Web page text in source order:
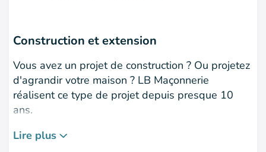
Construction et extension
Vous avez un projet de construction ? Ou projetez
d'agrandir votre maison ? LB Maçonnerie
réalisent ce type de projet depuis presque 10
ans.
Nous travaillons plusieurs matériaux de
Lire plus